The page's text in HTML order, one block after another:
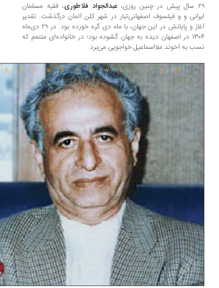
عبدالجواد فلاطوری، فقیه مسلمان
و و فیلسوف اصفهانی‌تبار در شهر کلن آلمان درگذشت. تقدیر
آغاز و پایانش در این جهان، با ماه دی گره خورده بود. در ۲۹ دی‌ماه
۱۳۰۴ در اصفهان دیده به جهان گشوده بود؛ در خانواده‌ای متنعم که
به آخوند ملااسماعیل خواجویی می‌برد.